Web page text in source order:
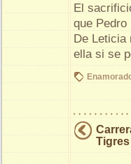
El
que
De Leticia
ella si se